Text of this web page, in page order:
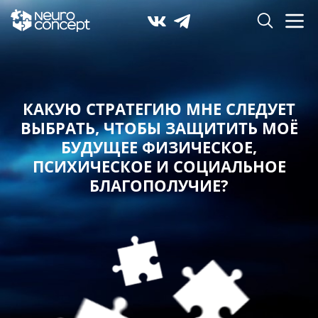
КАКУЮ СТРАТЕГИЮ МНЕ СЛЕДУЕТ
ВЫБРАТЬ,ЧТОБЫ ЗАЩИТИТЬ МОЁ
БУДУЩЕЕ ФИЗИЧЕСКОЕ,
ПСИХИЧЕСКОЕ И СОЦИАЛЬНОЕ
БЛАГОПОЛУЧИЕ?